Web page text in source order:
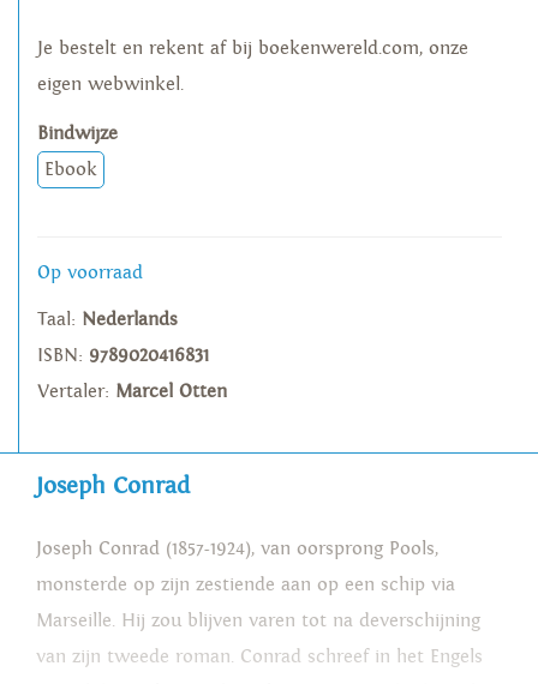
Je bestelt en rekent af bij boekenwereld.com, onze
eigen webwinkel.
Bindwijze
Ebook
Op voorraad
Taal: Nederlands
ISBN: 9789020416831
Vertaler: Marcel Otten
Joseph Conrad
Joseph Conrad (1857-1924), van oorsprong Pools,
monsterde op zijn zestiende aan op een schip via
Marseille. Hij zou blijven varen tot na deverschijning
van zijn tweede roman. Conrad schreef in het Engels